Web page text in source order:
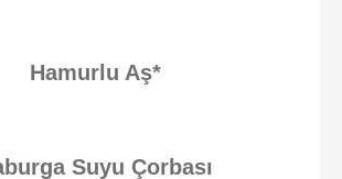
Hamurlu Aş*
Suyu Çorbası